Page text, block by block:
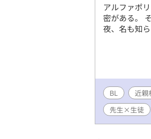
アルファポ
密がある。
夜、名も知
BL 近親
先生×生徒